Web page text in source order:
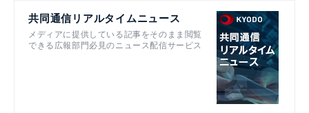
共同通信リアルタイムニュース
メディアに提供している記事をそのまま閲覧
できる広報部門必見のニュース配信サービス